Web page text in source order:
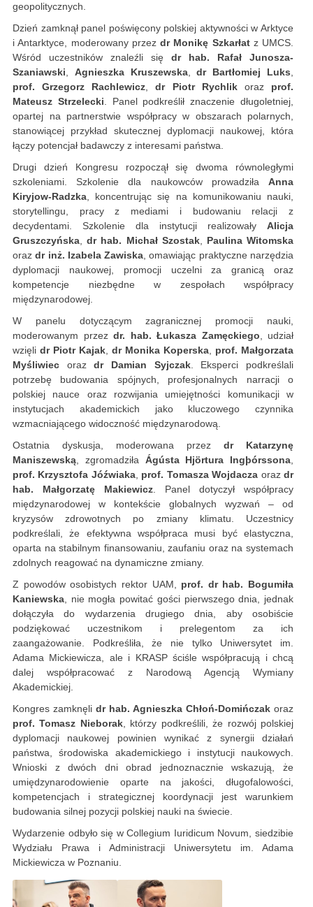
geopolitycznych.
Dzień zamknął panel poświęcony polskiej aktywności w Arktyce
i Antarktyce, moderowany przez dr Monikę Szkarłatz UMCS.
Wśród uczestników znaleźli się dr hab. Rafał Junosza-
Szaniawski, Agnieszka Kruszewska,dr Bartłomiej Luks,
prof. Grzegorz Rachlewicz,dr Piotr Rychlikoraz prof.
Mateusz Strzelecki. Panel podkreślił znaczenie długoletniej,
opartej na partnerstwie współpracy w obszarach polarnych,
stanowiącej przykład skutecznej dyplomacji naukowej, która
łączy potencjał badawczy z interesami państwa.
Drugi dzień Kongresu rozpoczął się dwoma równoległymi
szkoleniami. Szkolenie dla naukowców prowadziła Anna
Kiryjow-Radzka, koncentrując się na komunikowaniu nauki,
storytellingu, pracy z mediami i budowaniu relacji z
decydentami. Szkolenie dla instytucji realizowały Alicja
Gruszczyńska,dr hab. Michał Szostak, Paulina Witomska
orazdr inż. Izabela Zawiska, omawiając praktyczne narzędzia
dyplomacji naukowej, promocji uczelni za granicą oraz
kompetencje niezbędne w zespołach współpracy
międzynarodowej.
W panelu dotyczącym zagranicznej promocji nauki,
moderowanym przez dr. hab. Łukasza Zamęckiego, udział
wzięli dr Piotr Kajak, dr Monika Koperska, prof. Małgorzata
Myśliwiec orazdr Damian Syjczak. Eksperci podkreślali
potrzebę budowania spójnych, profesjonalnych narracji o
polskiej nauce oraz rozwijania umiejętności komunikacji w
instytucjach akademickich jako kluczowego czynnika
wzmacniającego widoczność międzynarodową.
Ostatnia dyskusja, moderowana przez dr Katarzynę
Maniszewską, zgromadziła Ágústa Hjörtura Ingþórssona,
prof. Krzysztofa Jóźwiaka, prof. Tomasza Wojdacza orazdr
hab. Małgorzatę Makiewicz. Panel dotyczył współpracy
międzynarodowej w kontekście globalnych wyzwań – od
kryzysów zdrowotnych po zmiany klimatu. Uczestnicy
podkreślali, że efektywna współpraca musi być elastyczna,
oparta na stabilnym finansowaniu, zaufaniu oraz na systemach
zdolnych reagować na dynamiczne zmiany.
Z powodów osobistych rektor UAM, prof. dr hab. Bogumiła
Kaniewska, nie mogła powitać gości pierwszego dnia, jednak
dołączyła do wydarzenia drugiego dnia, aby osobiście
podziękować uczestnikom i prelegentom za ich
zaangażowanie. Podkreśliła, że nie tylko Uniwersytet im.
Adama Mickiewicza, ale i KRASP ściśle współpracują i chcą
dalej współpracować z Narodową Agencją Wymiany
Akademickiej.
Kongres zamknęli dr hab. Agnieszka Chłoń-Domińczak oraz
prof. Tomasz Nieborak, którzy podkreślili, że rozwój polskiej
dyplomacji naukowej powinien wynikać z synergii działań
państwa, środowiska akademickiego i instytucji naukowych.
Wnioski z dwóch dni obrad jednoznacznie wskazują, że
umiędzynarodowienie oparte na jakości, długofalowości,
kompetencjach i strategicznej koordynacji jest warunkiem
budowania silnej pozycji polskiej nauki na świecie.
Wydarzenie odbyło się w Collegium Iuridicum Novum, siedzibie
Wydziału Prawa i Administracji Uniwersytetu im. Adama
Mickiewicza w Poznaniu.